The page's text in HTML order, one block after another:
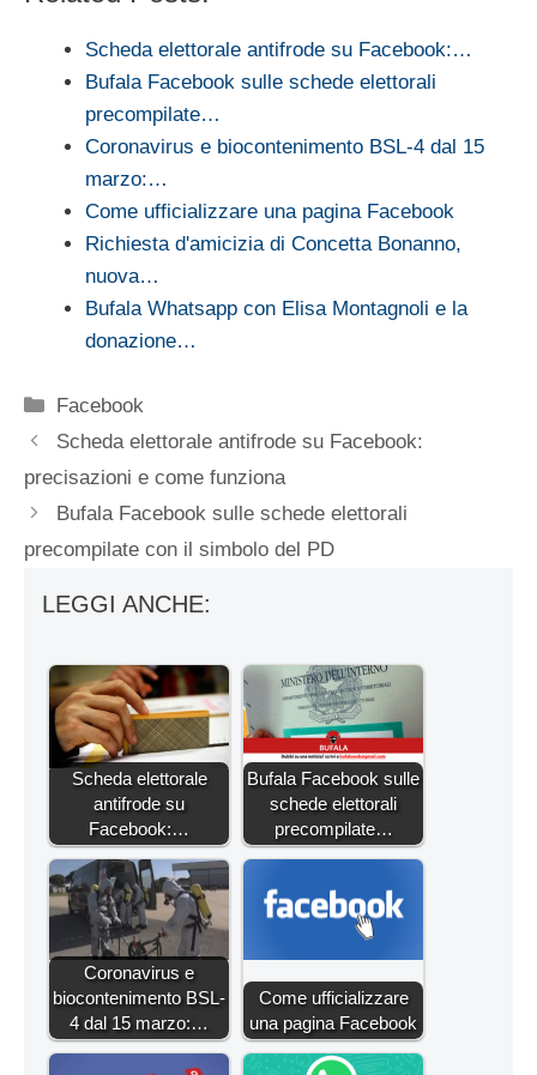
Scheda elettorale antifrode su Facebook:…
Bufala Facebook sulle schede elettorali
precompilate…
Coronavirus e biocontenimento BSL-4 dal 15
marzo:…
Come ufficializzare una pagina Facebook
Richiesta d'amicizia di Concetta Bonanno,
nuova…
Bufala Whatsapp con Elisa Montagnoli e la
donazione…
Categorie
Facebook
Scheda elettorale antifrode su Facebook:
precisazioni e come funziona
Bufala Facebook sulle schede elettorali
precompilate con il simbolo del PD
LEGGI ANCHE:
Scheda elettorale
antifrode su
Facebook:…
Bufala Facebook sulle
schede elettorali
precompilate…
Coronavirus e
biocontenimento BSL-
4 dal 15 marzo:…
Come ufficializzare
una pagina Facebook